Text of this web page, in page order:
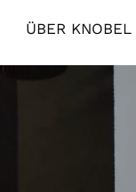
ÜBER KNOBEL